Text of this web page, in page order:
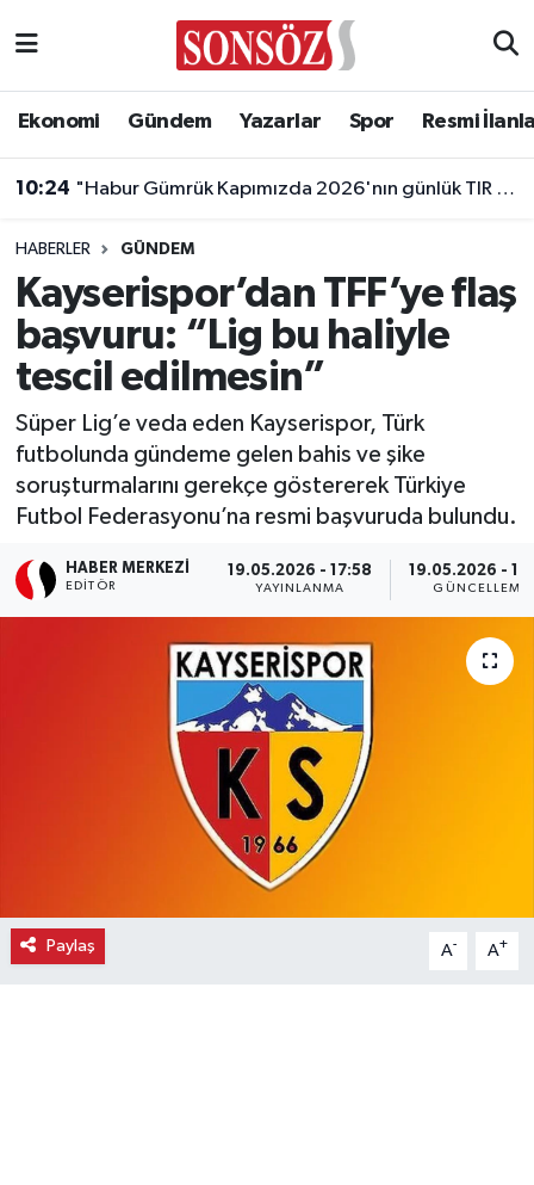
Ekonomi Gündem Yazarlar Spor Resmi
10:24 "Habur Gümrük Kapımızda 2026'nın günlük TIR çıkış rekorunu kırdık"
HABERLER GÜNDEM
Kayserispor’dan TFF’ye flaş
başvuru: “Lig bu haliyle
tescil edilmesin”
Süper Lig’e veda eden Kayserispor, Türk
futbolunda gündeme gelen bahis ve şike
soruşturmalarını gerekçe göstererek Türkiye
Futbol Federasyonu’na resmi başvuruda bulundu.
HABER MERKEZI
EDITÖR
19.05.2026 - 17:58
YAYINLANMA
19.05.2026 -
GÜNCELLEME
Paylaş A- A+
Asayiş
Biyografi
Çevre
Diğer
Dünya
Eğitim
Ekonomi
İlçe Haberleri
Ankara Nöbetçi Eczaneler
Ankara Trafik Yoğunluk Haritası
Süper Lig Puan Durumu ve Fikstür
Tüm Manşetler
Son Dakika Haberleri
Haber Arşivi